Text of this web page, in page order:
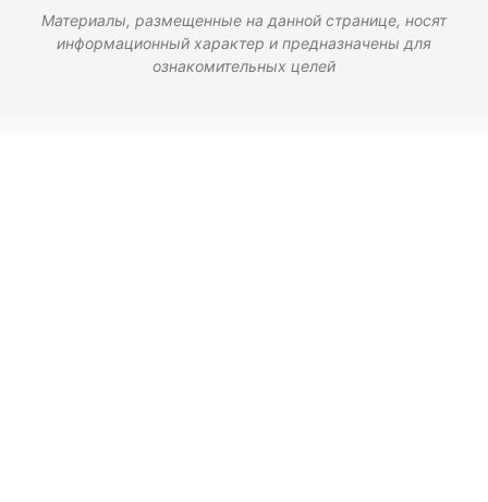
Материалы, размещенные на данной странице, носят
информационный характер и предназначены для
ознакомительных целей